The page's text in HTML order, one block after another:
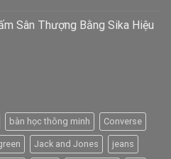
Sân Thượng Bằng Sika Hiệu
bàn học thông minh Converse
Jack and Jones jeans